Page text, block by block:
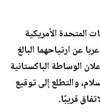
المتحدة الأمريكية
عن ارتياحهما البالغ
الوساطة الباكستانية
والتطلع إلى توقيع
قريبًا.